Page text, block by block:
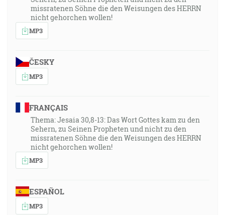
missratenen Söhne die den Weisungen des HERRN
nicht gehorchen wollen!
MP3
ČESKY
MP3
FRANÇAIS
Thema: Jesaia 30,8-13: Das Wort Gottes kam zu den
Sehern, zu Seinen Propheten und nicht zu den
missratenen Söhne die den Weisungen des HERRN
nicht gehorchen wollen!
MP3
ESPAÑOL
MP3